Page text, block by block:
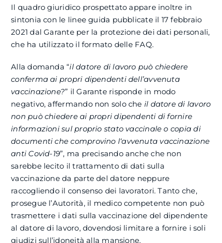
Il quadro giuridico prospettato appare inoltre in
sintonia con le linee guida pubblicate il 17 febbraio
2021 dal Garante per la protezione dei dati personali,
che ha utilizzato il formato delle FAQ.
Alla domanda “il datore di lavoro può chiedere
conferma ai propri dipendenti dell’avvenuta
vaccinazione?” il Garante risponde in modo
negativo, affermando non solo che il datore di lavoro
non può chiedere ai propri dipendenti di fornire
informazioni sul proprio stato vaccinale o copia di
documenti che comprovino l‘avvenuta vaccinazione
anti Covid-19”, ma precisando anche che non
sarebbe lecito il trattamento di dati sulla
vaccinazione da parte del datore neppure
raccogliendo il consenso dei lavoratori. Tanto che,
prosegue l’Autorità, il medico competente non può
trasmettere i dati sulla vaccinazione del dipendente
al datore di lavoro, dovendosi limitare a fornire i soli
giudizi sull’idoneità alla mansione.